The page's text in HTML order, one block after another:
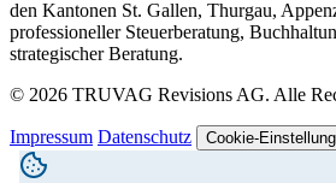
den Kantonen St. Gallen, Thurgau,
professioneller Steuerberatung,
strategischer Beratung.
© 2026 TRUVAG Revisions AG. Alle
Impressum Datenschutz Cookie-